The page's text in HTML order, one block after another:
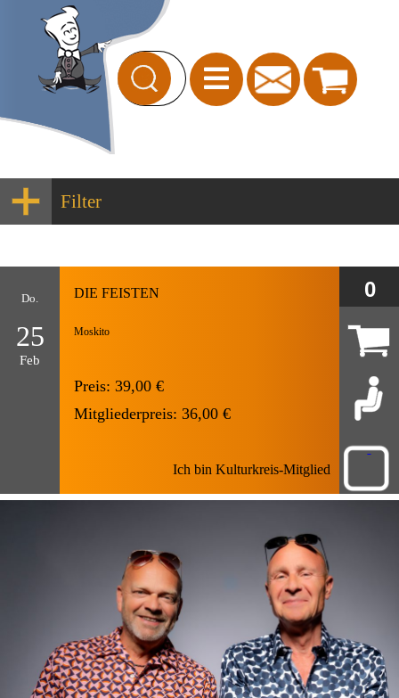
Filter
Do.
25
Feb
DIE FEISTEN
Moskito
Preis: 39,00 €
Mitgliederpreis: 36,00 €
Ich bin Kulturkreis-Mitglied